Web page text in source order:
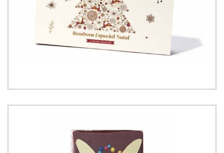
Seleção de Bombons Especial de Natal